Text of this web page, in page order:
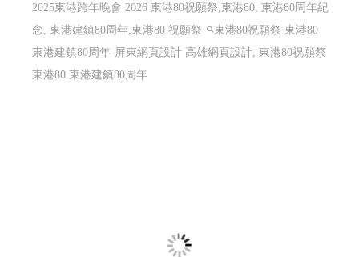
2025東港跨年晚會 2026 東港80祝願祭,東港80, 東港80周年紀
念, 東港建鎮80周年,東港80 祝願祭
東港80祝願祭 東港80
東港建鎮80周年 屏東網頁設計 高雄網頁設計, 東港80祝願祭
東港80 東港建鎮80周年